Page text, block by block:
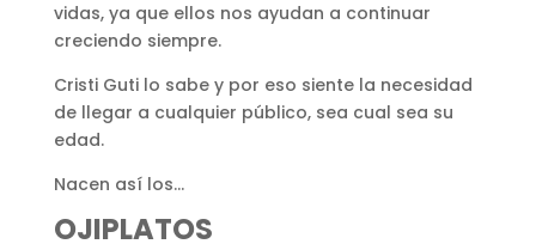
vidas, ya que ellos nos ayudan a continuar
creciendo siempre.
Cristi Guti lo sabe y por eso siente la necesidad
de llegar a cualquier público, sea cual sea su
edad.
Nacen así los…
OJIPLATOS